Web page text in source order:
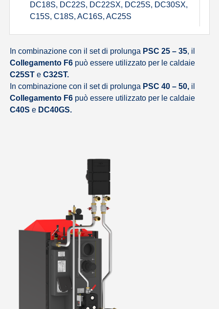
DC18S, DC22S, DC22SX, DC25S, DC30SX,
C15S, C18S, AC16S, AC25S
In combinazione con il set di prolunga PSC 25 – 35, il
Collegamento F6 può essere utilizzato per le caldaie
C25ST e C32ST.
In combinazione con il set di prolunga PSC 40 – 50, il
Collegamento F6 può essere utilizzato per le caldaie
C40S e DC40GS.